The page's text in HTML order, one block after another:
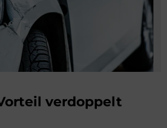
verdoppelt